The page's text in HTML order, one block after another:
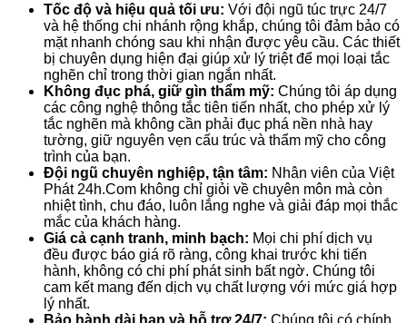
Tốc độ và hiệu quả tối ưu: Với đội ngũ túc trực 24/7
và hệ thống chi nhánh rộng khắp, chúng tôi đảm bảo có
mặt nhanh chóng sau khi nhận được yêu cầu. Các thiết
bị chuyên dụng hiện đại giúp xử lý triệt để mọi loại tắc
nghẽn chỉ trong thời gian ngắn nhất.
Không đục phá, giữ gìn thẩm mỹ: Chúng tôi áp dụng
các công nghệ thông tắc tiên tiến nhất, cho phép xử lý
tắc nghẽn mà không cần phải đục phá nền nhà hay
tường, giữ nguyên vẹn cấu trúc và thẩm mỹ cho công
trình của bạn.
Đội ngũ chuyên nghiệp, tận tâm: Nhân viên của Việt
Phát 24h.Com không chỉ giỏi về chuyên môn mà còn
nhiệt tình, chu đáo, luôn lắng nghe và giải đáp mọi thắc
mắc của khách hàng.
Giá cả cạnh tranh, minh bạch: Mọi chi phí dịch vụ
đều được báo giá rõ ràng, công khai trước khi tiến
hành, không có chi phí phát sinh bất ngờ. Chúng tôi
cam kết mang đến dịch vụ chất lượng với mức giá hợp
lý nhất.
Bảo hành dài hạn và hỗ trợ 24/7: Chúng tôi có chính